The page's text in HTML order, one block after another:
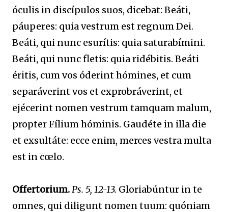
óculis in discípulos suos, dicebat: Beáti,
páuperes: quia vestrum est regnum Dei.
Beáti, qui nunc esurítis: quia saturabímini.
Beáti, qui nunc fletis: quia ridébitis. Beáti
éritis, cum vos óderint hómines, et cum
separáverint vos et exprobráverint, et
ejécerint nomen vestrum tamquam malum,
propter Fílium hóminis. Gaudéte in illa die
et exsultáte: ecce enim, merces vestra multa
est in cœlo.
Offertorium.Ps. 5, 12-13. Gloriabúntur in te
omnes, qui diligunt nomen tuum: quóniam